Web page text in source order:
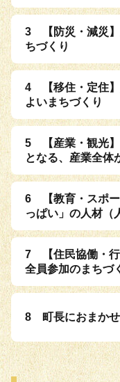
3 【防災・減災】
ちづくり
4 【移住・定住】
よいまちづくり
5 【産業・観光】
となる、産業全体
6 【教育・スポー
っぱい」の人材（
7 【住民協働・行
全員参加のまちづ
8 町長におまかせ